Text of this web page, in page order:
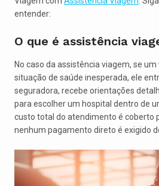
entender:
O que é assistência
No caso da assistência viagem, se
situação de saúde inesperada, ele
seguradora, recebe orientações
para escolher um hospital dentro de
custo total do atendimento é coberto
nenhum pagamento direto é exigido